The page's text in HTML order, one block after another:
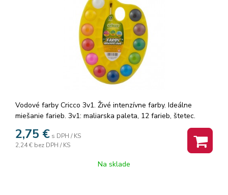
Vodové farby Cricco 3v1. Živé intenzívne farby. Ideálne
miešanie farieb. 3v1: maliarska paleta, 12 farieb, štetec.
2,75 € s DPH / KS
2,24 € bez DPH / KS
Na sklade